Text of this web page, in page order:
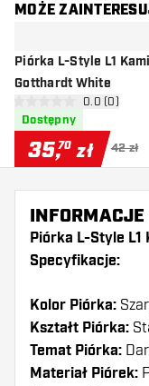
MOŻE
Piórka L-Style L1
Gotthardt White
otwórz
0 gwiazdki oceny0.0 (0)
Dostępny
35,70 zł 42 zł
INFORMACJE
Piórka L-Style L1
Specyfikacje:
Kolor Piórka:
Kształt Piórka:
Temat Piórka:
Materiał Piórek: